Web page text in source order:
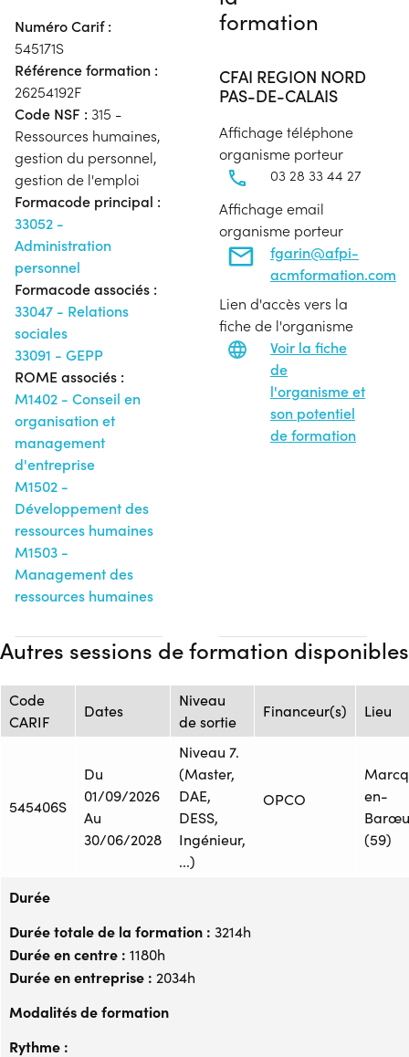
Numéro Carif :
545171S
Référence formation :
26254192F
Code NSF : 315 -
Ressources humaines,
gestion du personnel,
gestion de l'emploi
Formacode principal :
33052 -
Administration
personnel
Formacode associés :
33047 - Relations
sociales
33091 - GEPP
ROME associés :
M1402 - Conseil en
organisation et
management
d'entreprise
M1502 -
Développement des
ressources humaines
M1503 -
Management des
ressources humaines
formation
CFAI REGION NORD
PAS-DE-CALAIS
Affichage téléphone
organisme porteur
03 28 33 44 27
Affichage email
organisme porteur
fgarin@afpi-
acmformation.com
Lien d'accès vers la
fiche de l'organisme
Voir la fiche
de
l'organisme et
son potentiel
de formation
Autres sessions de formation disponibles
Code
CARIF
Dates
Niveau
de sortie
Financeur(s) Lieu
545406S
Du
01/09/2026
Au
30/06/2028
Niveau 7.
(Master,
DAE,
DESS,
Ingénieur,
...)
OPCO
en-
(59)
Durée
Durée totale de la formation : 3214h
Durée en centre : 1180h
Durée en entreprise : 2034h
Modalités de formation
Rythme :